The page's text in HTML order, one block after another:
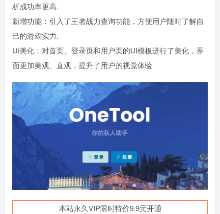
析成功率更高.
新增功能：引入了王者战力查询功能，方便用户随时了解自
己的游戏实力.
UI美化：对首页、登录页和用户页的UI模板进行了美化，界
面更加美观、直观，提升了用户的视觉体验
本站永久VIP限时特价9.9元开通